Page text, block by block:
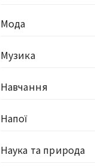
Мода
Музика
Навчання
Напої
Наука та природа